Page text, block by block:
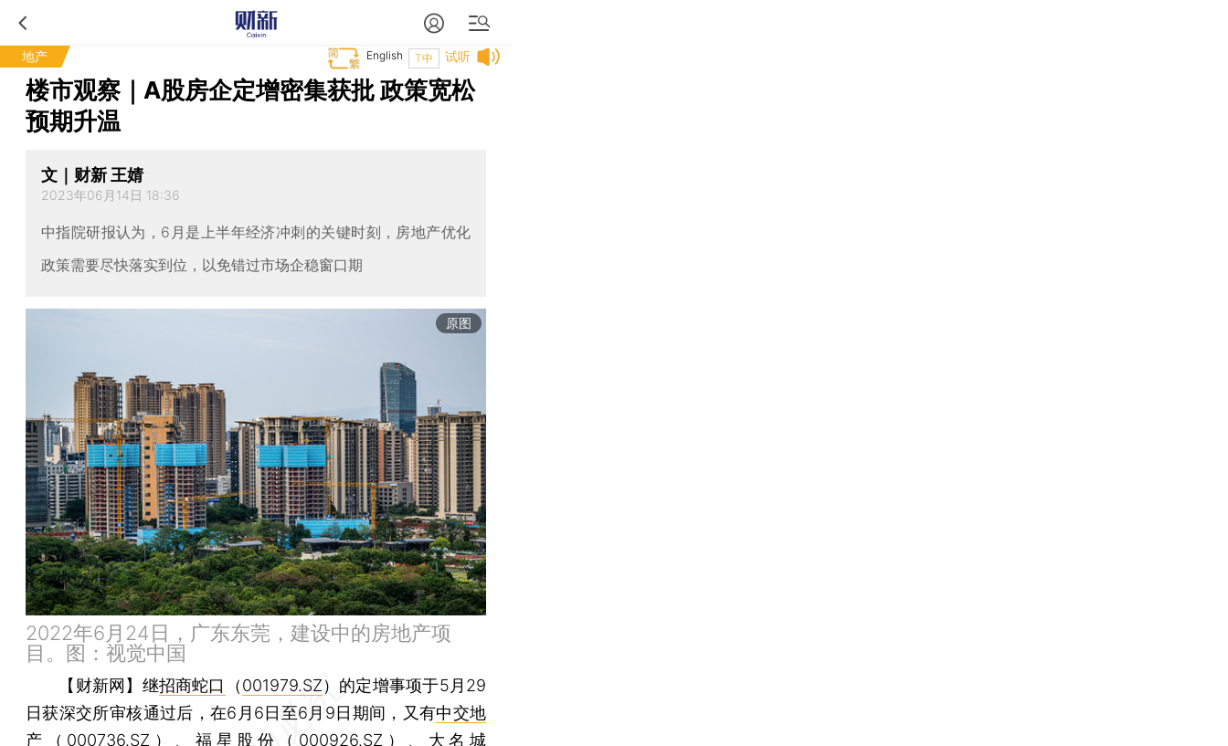
地产 试听
T中
English
楼市观察｜A股房企定增密集获批 政策宽松
预期升温
文｜财新 王婧
2023年06月14日 18:36
中指院研报认为，6月是上半年经济冲刺的关键时刻，房地产优化
政策需要尽快落实到位，以免错过市场企稳窗口期
原图
2022年6月24日，广东东莞，建设中的房地产项
目。图：视觉中国
【财新网】 继招商蛇口 （001979.SZ）的定增事项于5月29
日获深交所审核通过后，在6月6日至6月9日期间，又有中交地
产
（ 000736.SZ ）、福星股份 （ 000926.SZ ）、 大名城